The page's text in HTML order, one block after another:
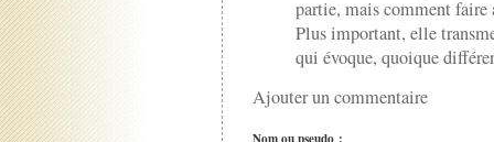
partie, mais comment faire
Plus important, elle
qui évoque, quoique
Ajouter un commentaire